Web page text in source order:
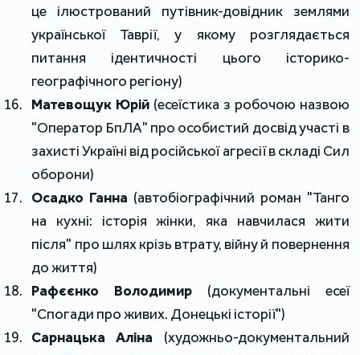
це ілюстрований путівник-довідник землями
української Таврії, у якому розглядається
питання ідентичності цього історико-
географічного регіону)
Матевощук Юрій (есеїстика з робочою назвою
"Оператор БпЛА" про особистий досвід участі в
захисті Україні від російської агресії в складі Сил
оборони)
Осадко Ганна (автобіографічний роман "Танго
на кухні: історія жінки, яка навчилася жити
після" про шлях крізь втрату, війну й повернення
до життя)
Рафєєнко Володимир (документальні есеї
"Спогади про живих. Донецькі історії")
Сарнацька Аліна (художньо-документальний